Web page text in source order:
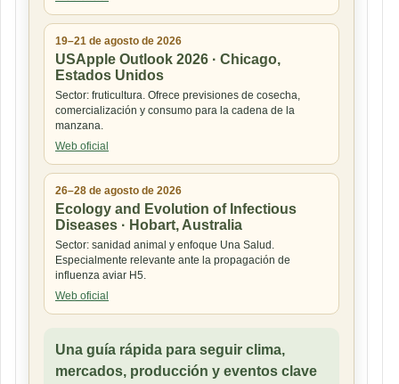
19–21 de agosto de 2026
USApple Outlook 2026 · Chicago,
Estados Unidos
Sector: fruticultura. Ofrece previsiones de cosecha,
comercialización y consumo para la cadena de la
manzana.
Web oficial
26–28 de agosto de 2026
Ecology and Evolution of Infectious
Diseases · Hobart, Australia
Sector: sanidad animal y enfoque Una Salud.
Especialmente relevante ante la propagación de
influenza aviar H5.
Web oficial
Una guía rápida para seguir clima,
mercados, producción y eventos clave